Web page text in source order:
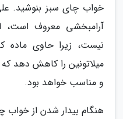
خواب چای سبز بنوشید.
آرامبخشی معروف است،
نیست، زیرا حاوی ماده
میلاتونین را کاهش دهد
و مناسب خواهد بود.
هنگام بیدار شدن از